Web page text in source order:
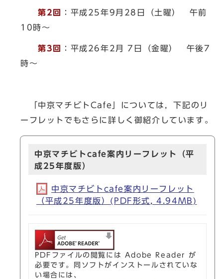
第2回
：平成25年9月28日（土曜） 午前
10時～
第3回
：平成26年2月 7日（金曜） 午後7
時～
「中京マチビトCafe」については，下記のリ
ーフレットでもさらに詳しく御紹介しています。
中京マチビトcafe案内リーフレット（平
成25年度版）
中京マチビトcafe案内リーフレット
（平成25年度版）(PDF形式, 4.94MB)
PDFファイルの閲覧には Adobe Reader が
必要です。同ソフトがインストールされていな
い場合には、